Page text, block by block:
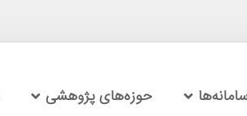
حوزه‌های پژوهشی